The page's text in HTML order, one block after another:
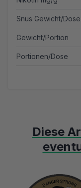
Snus Gewicht/Dose
Gewicht/Portion
Portionen/Dose
Diese
Mit der
Clicken, um das
Clicken, um zur